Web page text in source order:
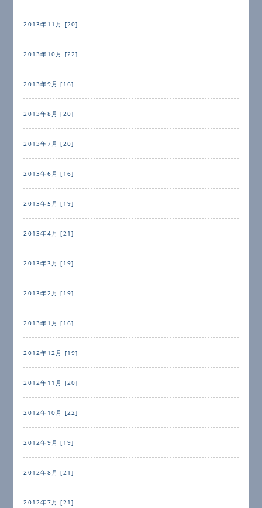
2013年11月 [20]
2013年10月 [22]
2013年9月 [16]
2013年8月 [20]
2013年7月 [20]
2013年6月 [16]
2013年5月 [19]
2013年4月 [21]
2013年3月 [19]
2013年2月 [19]
2013年1月 [16]
2012年12月 [19]
2012年11月 [20]
2012年10月 [22]
2012年9月 [19]
2012年8月 [21]
2012年7月 [21]